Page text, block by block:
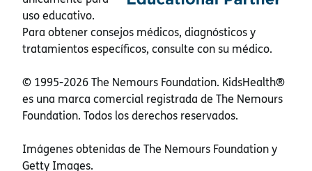
uso educativo.
Para obtener consejos médicos, diagnósticos y
tratamientos específicos, consulte con su médico.
© 1995-2026 The Nemours Foundation. KidsHealth®
es una marca comercial registrada de The Nemours
Foundation. Todos los derechos reservados.
Imágenes obtenidas de The Nemours Foundation y
Getty Images.